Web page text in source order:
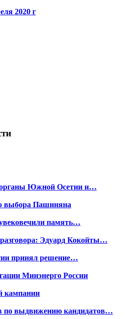
2020 г
органы Южной Осетии и…
выбора Пашиняна
память…
Эдуард Кокойты…
принял решение…
Минэнерго России
кампании
по выдвижению кандидатов…